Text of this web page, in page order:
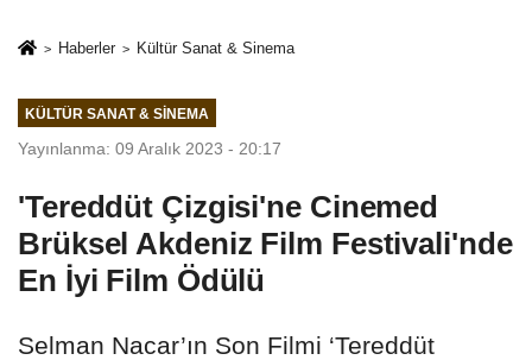
açıkladı
Haberler Kültür Sanat & Sinema
KÜLTÜR SANAT & SINEMA
Yayınlanma: 09 Aralık 2023 - 20:17
'Tereddüt Çizgisi'ne Cinemed
Brüksel Akdeniz Film Festivali'nde
En İyi Film Ödülü
Selman Nacar’ın Son Filmi ‘Tereddüt